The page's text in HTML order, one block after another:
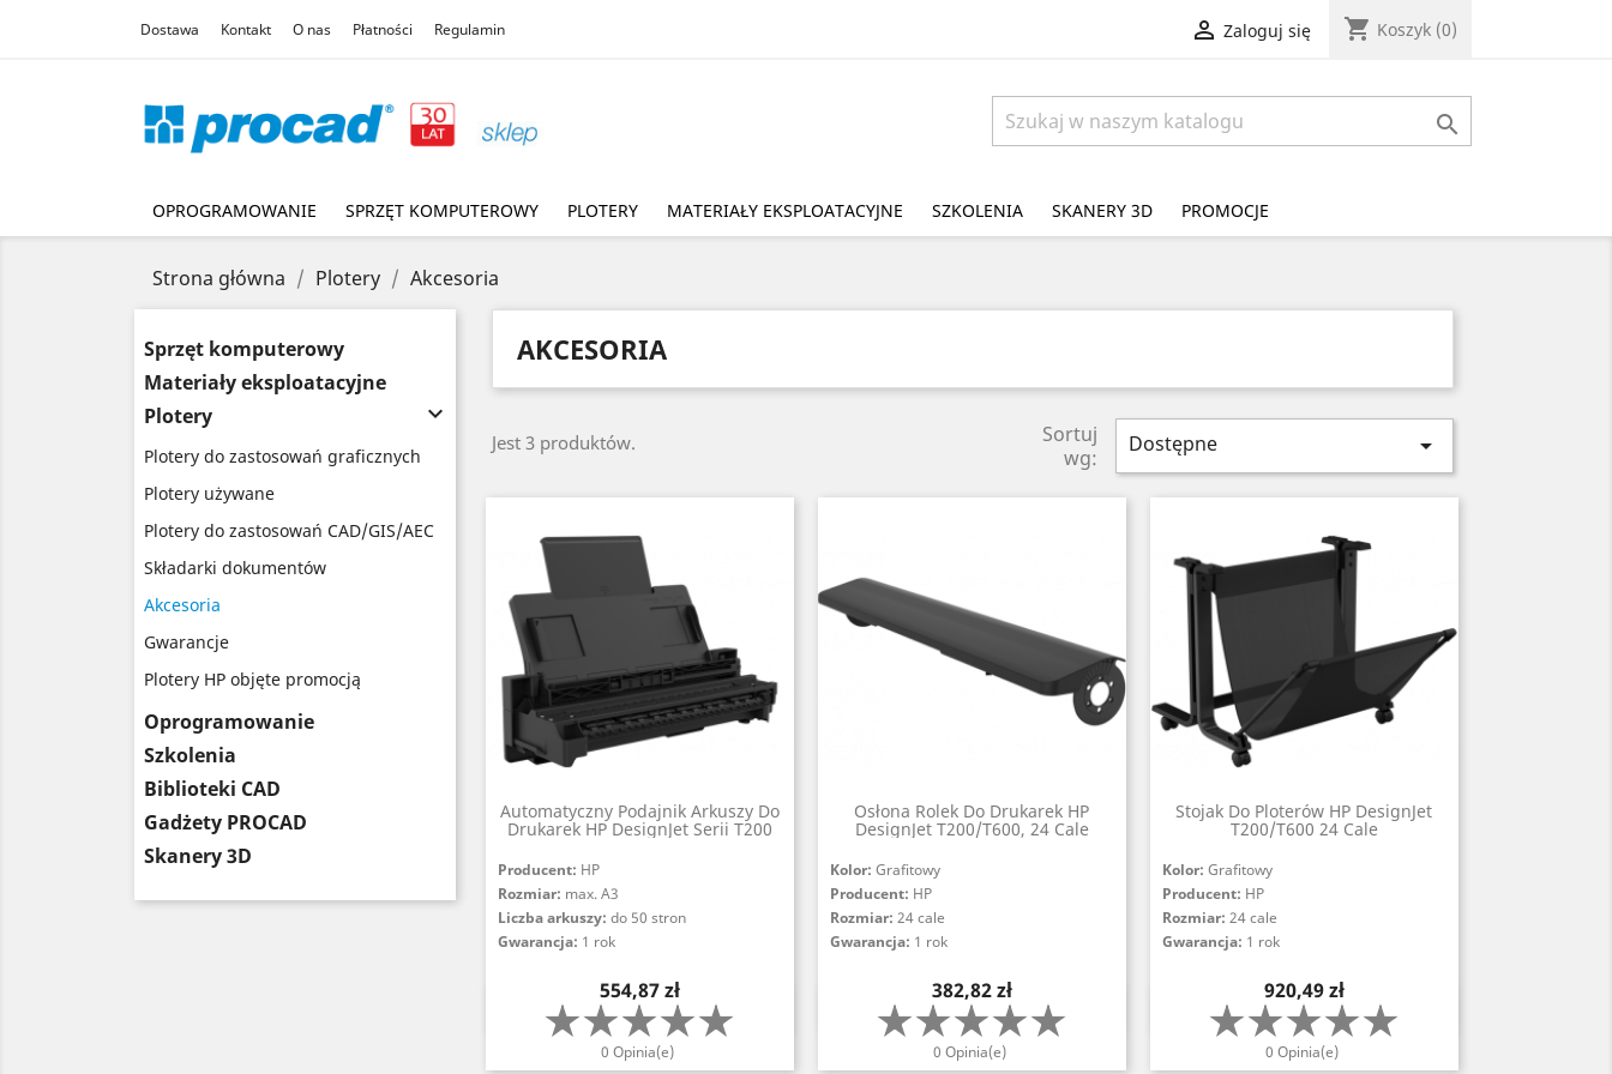
Dostawa Kontakt O nas Płatności Regulamin  Zaloguj się shopping_cart Koszyk (0)

OPROGRAMOWANIE SPRZĘT KOMPUTEROWY PLOTERY MATERIAŁY EKSPLOATACYJNE SZKOLENIA SKANERY 3D PROMOCJE
Strona główna Plotery Akcesoria
Sprzęt komputerowy
Materiały eksploatacyjne
Plotery

Plotery do zastosowań graficznych
Plotery używane
Plotery do zastosowań CAD/GIS/AEC
Składarki dokumentów
Akcesoria
Gwarancje
Plotery HP objęte promocją
Oprogramowanie
Szkolenia
Biblioteki CAD
Gadżety PROCAD
Skanery 3D
AKCESORIA
Jest 3 produktów.
Sortuj
wg:
Dostępne 
Automatyczny Podajnik Arkuszy Do
Drukarek HP DesignJet Serii T200
Producent: HP
Rozmiar: max. A3
Liczba arkuszy: do 50 stron
Gwarancja: 1 rok
Cena
554,87 zł
0 Opinia(e)
Szybki podgląd
Osłona Rolek Do Drukarek HP
DesignJet T200/T600, 24 Cale
Kolor: Grafitowy
Producent: HP
Rozmiar: 24 cale
Gwarancja: 1 rok
Cena
382,82 zł
0 Opinia(e)
Szybki podgląd
Stojak Do Ploterów HP DesignJet
T200/T600 24 Cale
Kolor: Grafitowy
Producent: HP
Rozmiar: 24 cale
Gwarancja: 1 rok
Cena
920,49 zł
0 Opinia(e)
Szybki podgląd